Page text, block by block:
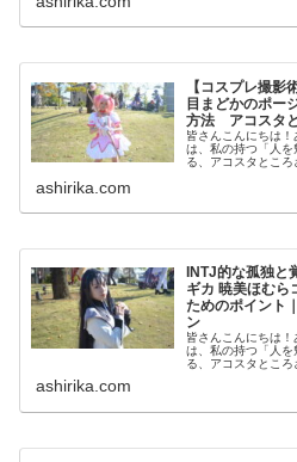
【コスプレ撮
目まどかのポー
方法 アコスタ
皆さんこんにちは！
は、私の持つ「人
る、アコスタとこ
ashirika.com
INTJ的な孤独と
ギカ 暁美ほむら
ためのポイント
ン
皆さんこんにちは！
は、私の持つ「人
る、アコスタとこ
ashirika.com